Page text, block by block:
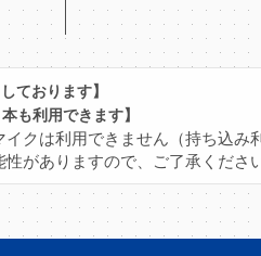
ております】
も利用できます】
クは利用できません（持ち込み
がありますので、ご了承ください